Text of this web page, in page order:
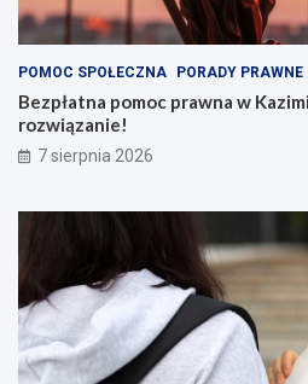
POMOC SPOŁECZNA PORADY PRAWNE
Bezpłatna pomoc prawna w
rozwiązanie!
7 sierpnia 2026